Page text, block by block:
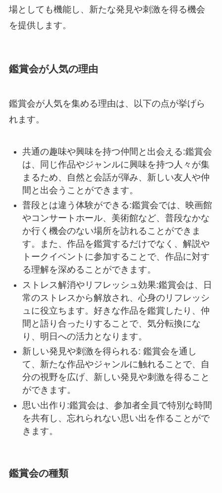
場としても機能し、新たな発見や刺激を得る機会
を提供します。
鑑賞会が人気の理由
鑑賞会が人気を集める理由は、以下の点が挙げら
れます。
共通の趣味や興味を持つ仲間と出会える:鑑賞会
は、同じ作品やジャンルに興味を持つ人々が集
まるため、自然と会話が弾み、新しい友人や仲
間と出会うことができます。
普段とは違う体験ができる:鑑賞会では、映画館
やコンサートホール、美術館など、普段なかな
か行く機会のない場所を訪れることができま
す。また、作品を鑑賞するだけでなく、解説や
トークイベントに参加することで、作品に対す
る理解を深めることができます。
ストレス解消やリフレッシュ効果:鑑賞会は、日
常のストレスから解放され、心身のリフレッシ
ュに役立ちます。好きな作品を鑑賞したり、仲
間と語り合ったりすることで、気分転換にな
り、明日への活力となります。
新しい発見や刺激を得られる: 鑑賞会を通し
て、新たな作品やジャンルに触れることで、自
分の視野を広げ、新しい発見や刺激を得ること
ができます。
思い出作り:鑑賞会は、参加者全員で特別な時間
を共有し、忘れられない思い出を作ることがで
きます。
鑑賞会の種類